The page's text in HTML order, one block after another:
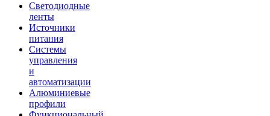
Светодиодные
ленты
Источники
питания
Системы
управления
и
автоматизации
Алюминиевые
профили